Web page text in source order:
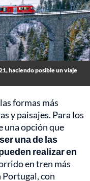
haciendo posible un viaje
formas más
y paisajes. Para los
una opción que
una de las
realizar en
en tren más
Portugal, con